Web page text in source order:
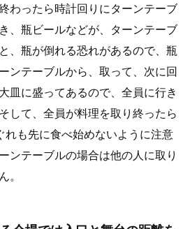
わったら時計回りにターンテーブ
、瓶ビールなどが、ターンテーブ
、瓶が倒れる恐れがあるので、瓶
ンテーブルから、取って、次に回
皿に盛ってあるので、全員に行き
して、全員が料理を取り終ったら
れも先に食べ始めないように注意
ンテーブルの場合は他の人に取り
。